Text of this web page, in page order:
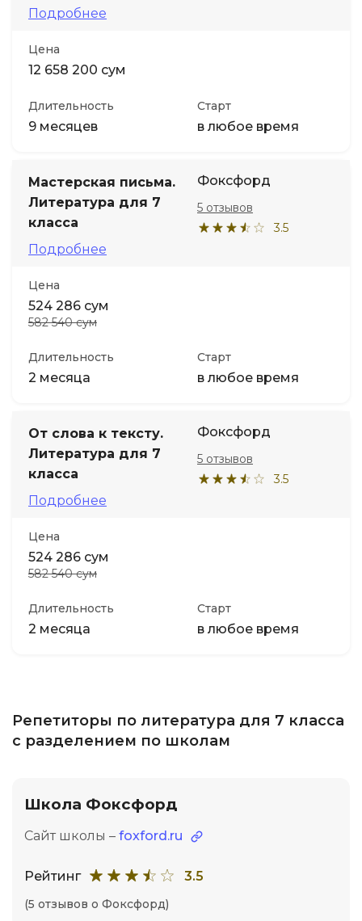
Подробнее
Цена
12 658 200 сум
Длительность
9 месяцев
Старт
в любое время
Мастерская письма.
Литература для 7
класса
Подробнее
Фоксфорд
3.5
5 отзывов
Цена
524 286 сум
582 540 сум
Длительность
2 месяца
Старт
в любое время
От слова к тексту.
Литература для 7
класса
Подробнее
Фоксфорд
3.5
5 отзывов
Цена
524 286 сум
582 540 сум
Длительность
2 месяца
Старт
в любое время
Репетиторы по литература для 7 класса
с разделением по школам
Школа Фоксфорд
Сайт школы – foxford.ru
Рейтинг 3.5
(5 отзывов о Фоксфорд)